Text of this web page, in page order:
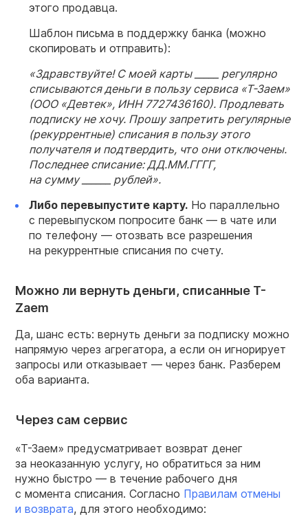
этого продавца.
Шаблон письма в поддержку банка (можно
скопировать и отправить):
«Здравствуйте! С моей карты _____ регулярно
списываются деньги в пользу сервиса «Т-Заем»
(ООО «Девтек», ИНН 7727436160). Продлевать
подписку не хочу. Прошу запретить регулярные
(рекуррентные) списания в пользу этого
получателя и подтвердить, что они отключены.
Последнее списание: ДД.ММ.ГГГГ,
на сумму ______ рублей».
Либо перевыпустите карту. Но параллельно
с перевыпуском попросите банк — в чате или
по телефону — отозвать все разрешения
на рекуррентные списания по счету.
Можно ли вернуть деньги, списанные T-
Zaem
Да, шанс есть: вернуть деньги за подписку можно
напрямую через агрегатора, а если он игнорирует
запросы или отказывает — через банк. Разберем
оба варианта.
Через сам сервис
«Т-Заем» предусматривает возврат денег
за неоказанную услугу, но обратиться за ним
нужно быстро — в течение рабочего дня
с момента списания. Согласно Правилам отмены
и возврата, для этого необходимо: